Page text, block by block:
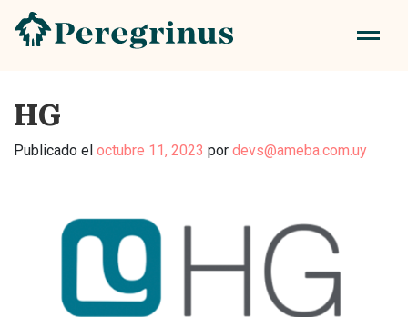
HG
Publicado el octubre 11, 2023 por devs@ameba.com.uy